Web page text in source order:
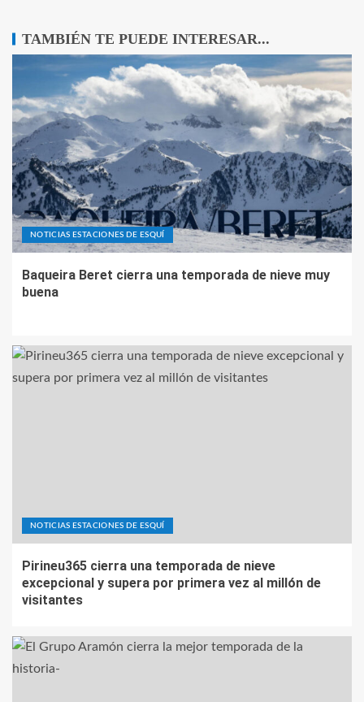
TAMBIÉN TE PUEDE INTERESAR...
NOTICIAS ESTACIONES DE ESQUÍ
Baqueira Beret cierra una temporada de nieve muy
buena
NOTICIAS ESTACIONES DE ESQUÍ
Pirineu365 cierra una temporada de nieve
excepcional y supera por primera vez al millón de
visitantes